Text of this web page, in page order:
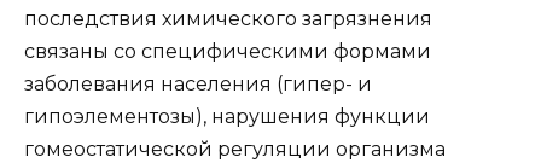
последствия химического загрязнения
связаны со специфиче­скими формами
заболевания населения (гипер- и
гипоэлементозы), нарушения функции
гомеостатической регуляции организма